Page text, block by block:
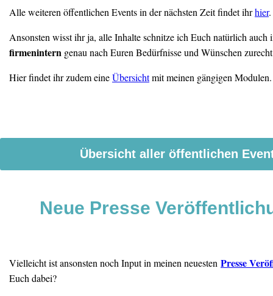
Alle weiteren öffentlichen Events in der nächsten Zeit findet ihrhier.
Ansonsten wisst ihr ja, alle Inhalte schnitze ich Euch natürlich auch
firmenintern genau nach Euren Bedürfnisse und Wünschen
Hier findet ihr zudem eineÜbersichtmit meinen gängigen
Übersicht aller öffentlichen
Neue Presse
Vielleicht ist ansonsten noch Input in meinen neuesten Presse
Euch dabei?